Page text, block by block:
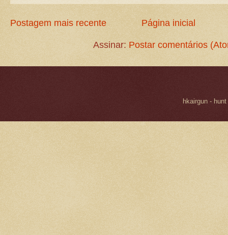
Postagem mais recente Página inicial
Assinar: Postar comentários
hkairgun -